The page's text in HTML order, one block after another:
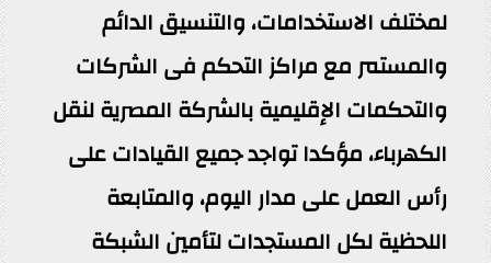
لمختلف الاستخدامات، والتنسيق الدائم
والمستمر مع مراكز التحكم فى الشركات
والتحكمات الإقليمية بالشركة المصرية لنقل
الكهرباء، مؤكدا تواجد جميع القيادات على
رأس العمل على مدار اليوم، والمتابعة
اللحظية لكل المستجدات لتأمين الشبكة